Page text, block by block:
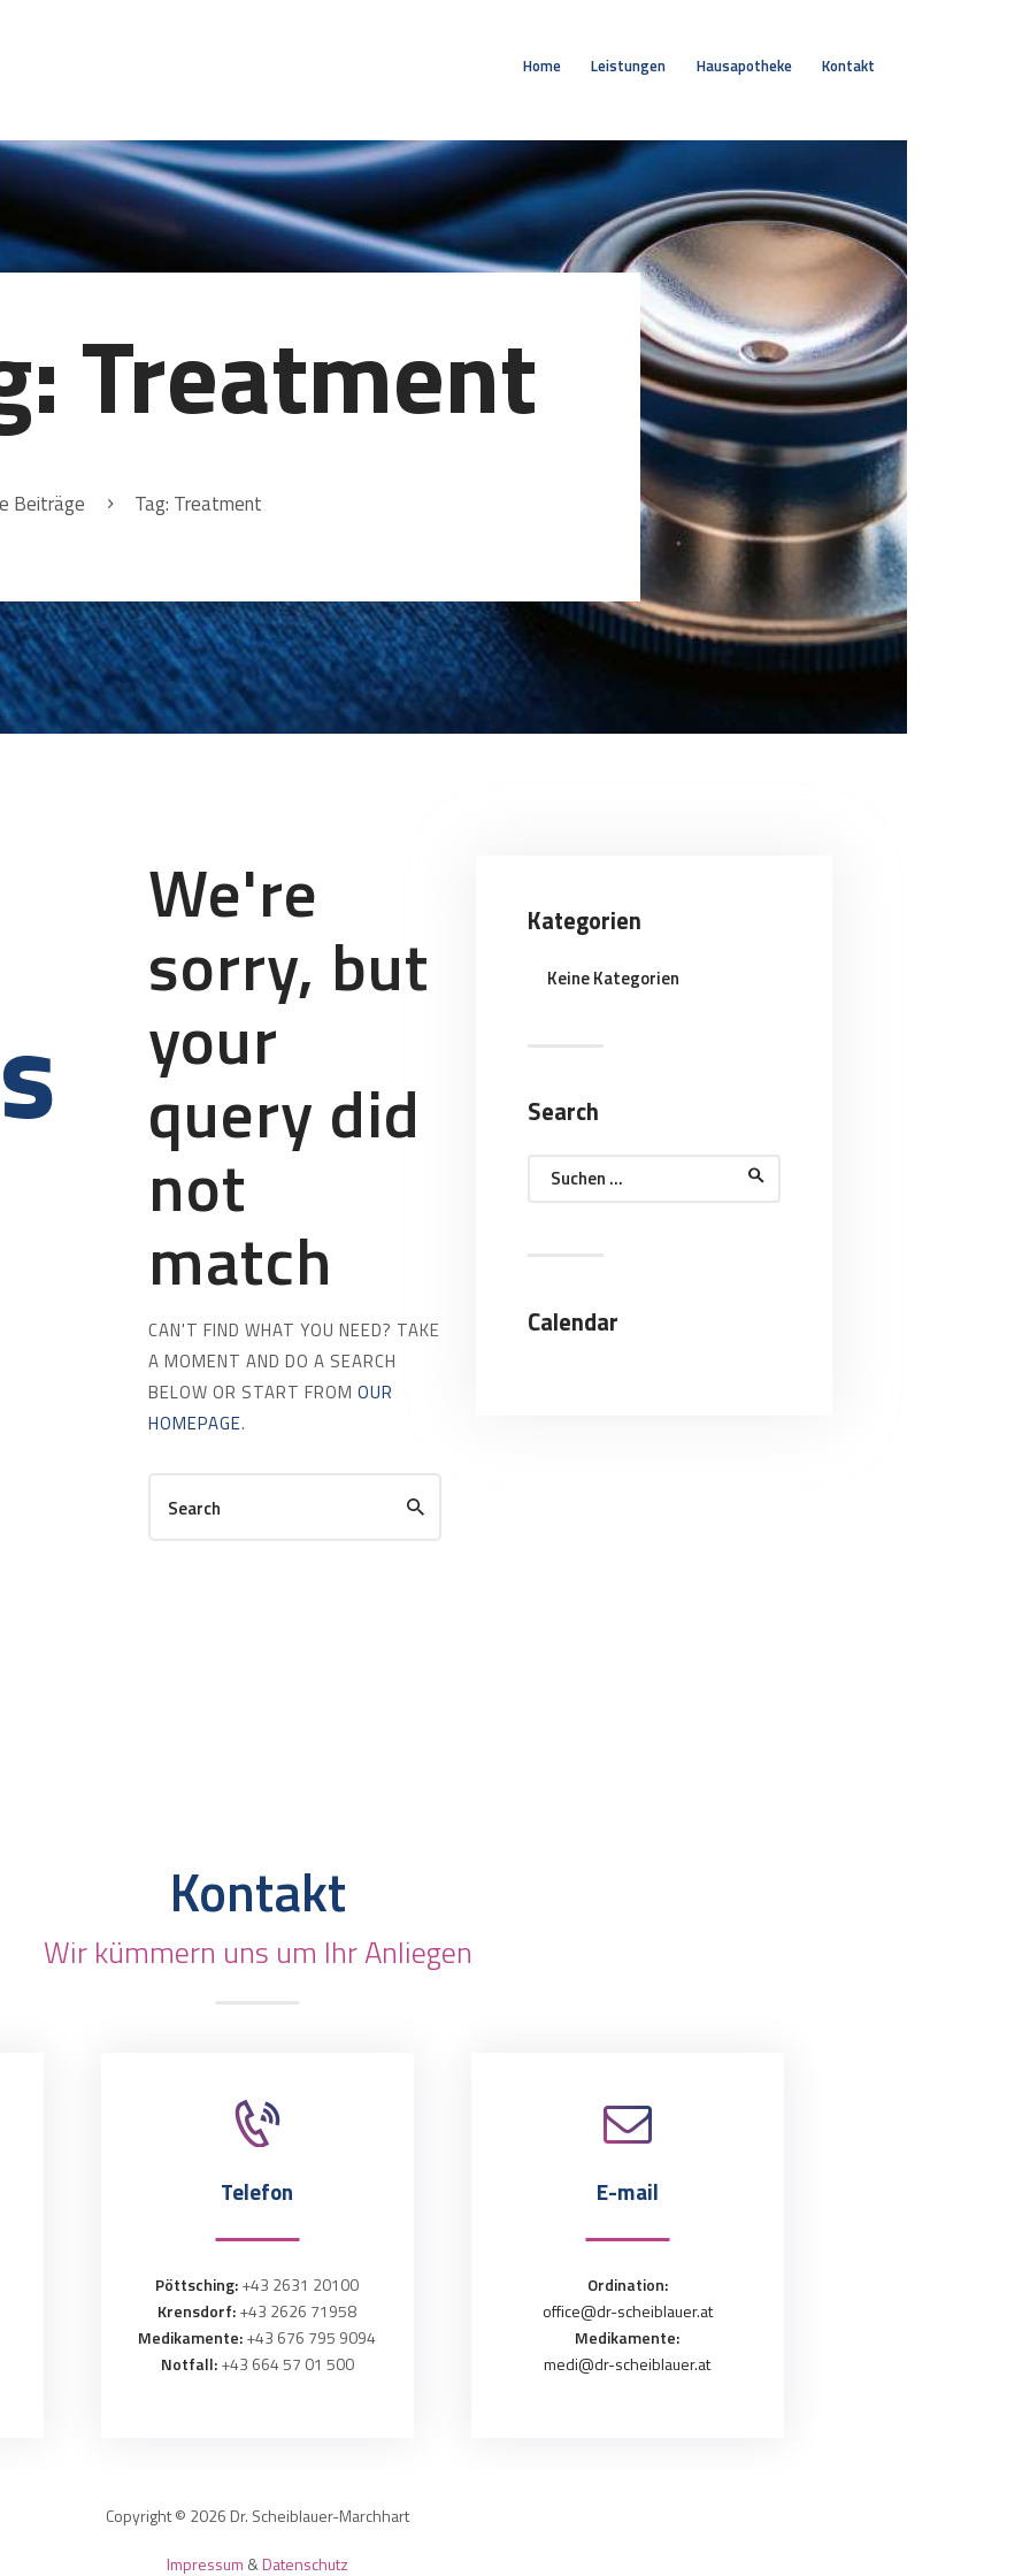
Home Leistungen Hausapotheke Kontakt
Treatment
Beiträge Tag: Treatment
HAUSAPOTHEKE
KONTAKT
We're
sorry, but
your
query did
not
match
CAN'T FIND WHAT YOU NEED? TAKE
A MOMENT AND DO A SEARCH
BELOW OR START FROM OUR
HOMEPAGE.
Kategorien
Keine Kategorien
Search
Suchen
Calendar
Kontakt
Wir kümmern uns um Ihr Anliegen
Telefon
Pöttsching:+43 2631 20100
Krensdorf:+43 2626 71958
Medikamente:+43 676 795 9094
Notfall:+43 664 57 01 500
E-mail
Ordination:
office@dr-scheiblauer.at
Medikamente:
medi@dr-scheiblauer.at
Copyright © 2026 Dr. Scheiblauer-Marchhart
Impressum &Datenschutz